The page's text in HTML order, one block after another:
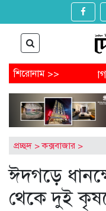
শিরোনাম >>
পদত্যাগ
কার্ড পেতে আবেদন
হ্যান্ডেল থেকে
গুম-খুনের
প্রচ্ছদ >কক্সবাজার >
ঈদগড়ে
থেকে দুই